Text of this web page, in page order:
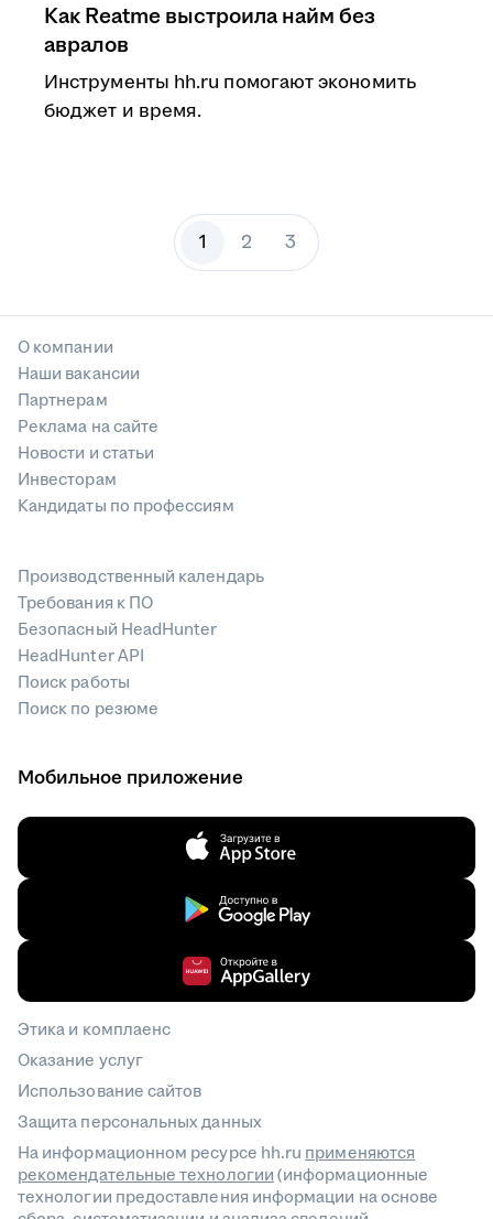
Как Reatme выстроила найм без
авралов
Инструменты hh.ru помогают экономить
бюджет и время.
1 2 3
О компании
Наши вакансии
Партнерам
Реклама на сайте
Новости и статьи
Инвесторам
Кандидаты по профессиям
Производственный календарь
Требования к ПО
Безопасный HeadHunter
HeadHunter API
Поиск работы
Поиск по резюме
Мобильное приложение
Этика и комплаенс
Оказание услуг
Использование сайтов
Защита персональных данных
На информационном ресурсе hh.ru применяются
рекомендательные технологии(информационные
технологии предоставления информации на основе